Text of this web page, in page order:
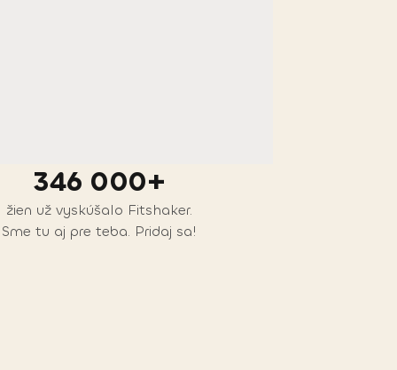
346 000+
žien už vyskúšalo Fitshaker.
Sme tu aj pre teba. Pridaj sa!